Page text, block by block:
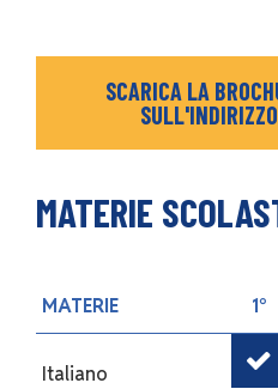
SCARICA LA
MATERIE
MATERIE 1°
Italiano